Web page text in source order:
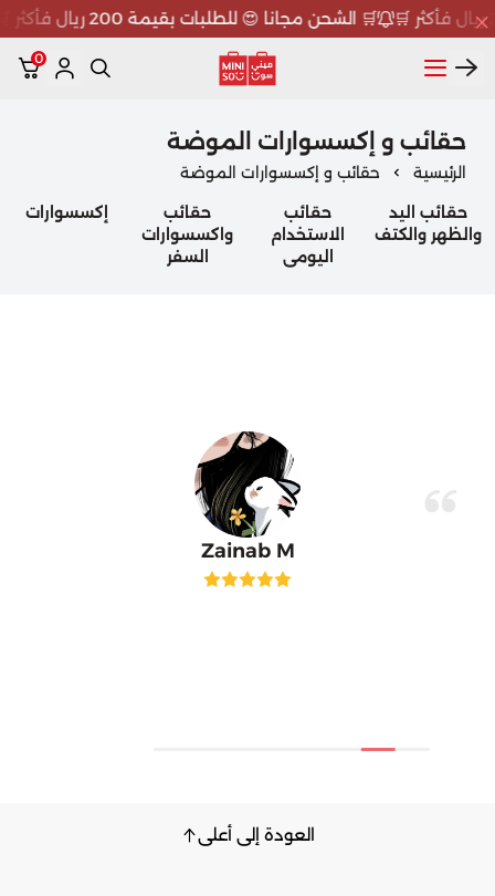
🛒 الشحن مجانا 😍 للطلبات بقيمة 200 ريال فأكثر 🛒
ميني سو MINISO
0
حقائب و إكسسوارات الموضة
الرئيسية
حقائب و إكسسوارات الموضة
حقائب اليد
والظهر والكتف
حقائب
الاستخدام
اليومي
حقائب
واكسسوارات
السفر
إكسسوارات
Zainab M
العودة إلى أعلى